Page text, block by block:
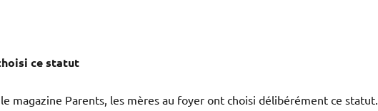
ce statut
magazine Parents, les mères au foyer ont choisi délibérément ce statut.